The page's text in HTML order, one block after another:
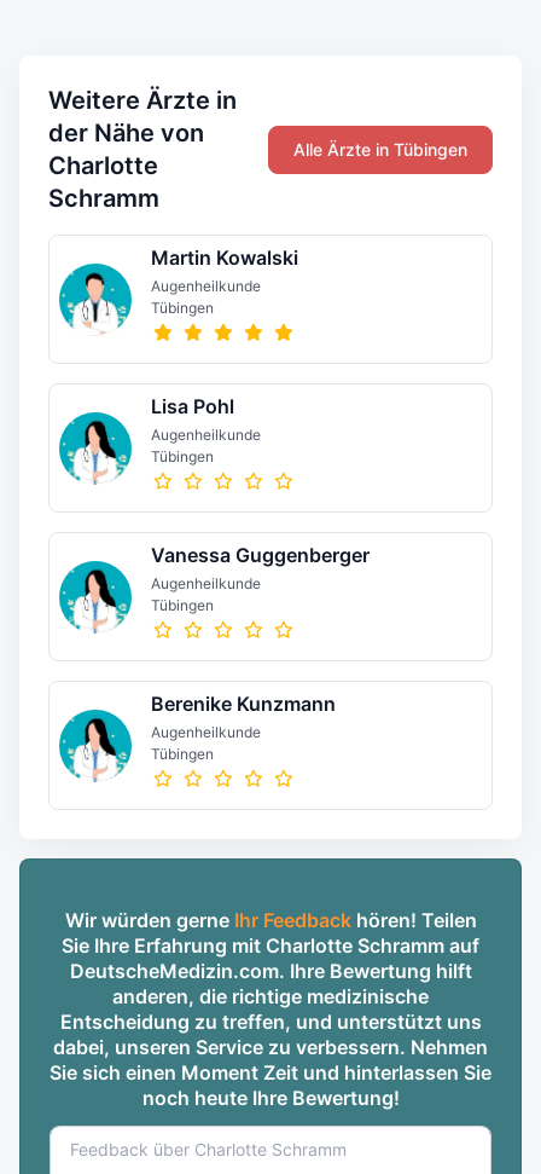
Weitere Ärzte in
der Nähe von
Charlotte
Schramm
Alle Ärzte in Tübingen
Martin Kowalski
Augenheilkunde
Tübingen
Lisa Pohl
Augenheilkunde
Tübingen
Vanessa Guggenberger
Augenheilkunde
Tübingen
Berenike Kunzmann
Augenheilkunde
Tübingen
Wir würden gerne Ihr Feedbackhören! Teilen
Sie Ihre Erfahrung mit Charlotte Schramm auf
DeutscheMedizin.com. Ihre Bewertung hilft
anderen, die richtige medizinische
Entscheidung zu treffen, und unterstützt uns
dabei, unseren Service zu verbessern. Nehmen
Sie sich einen Moment Zeit und hinterlassen Sie
noch heute Ihre Bewertung!